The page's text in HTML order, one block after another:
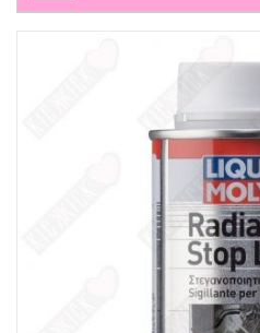
BATTERIE APPARECCHI ACUSTICI
PRODOTTI MONOUSO E TNT
FORNITURE ESTETICA